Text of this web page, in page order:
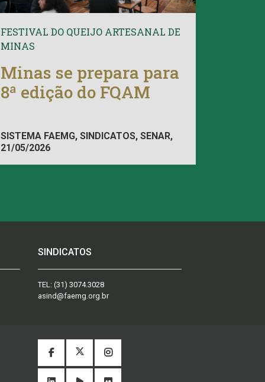
FESTIVAL DO QUEIJO ARTESANAL DE
MINAS
Minas se prepara para
8ª edição do FQAM
SISTEMA FAEMG, SINDICATOS, SENAR,
FAEMG
21/05/2026
SINDICATOS
TEL: (31) 3074.3028
asind@faemg.org.br